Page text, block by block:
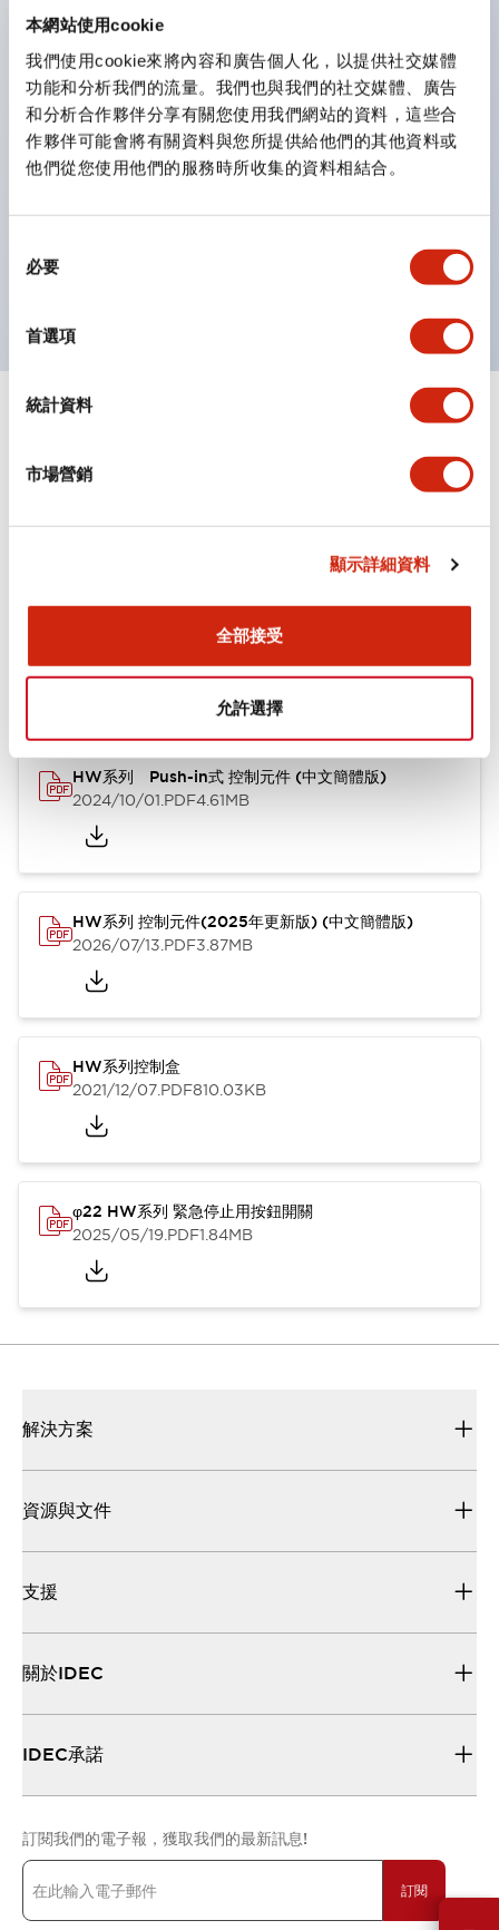
本網站使用cookie
我們使用cookie來將內容和廣告個人化，以提供社交媒體
功能和分析我們的流量。我們也與我們的社交媒體、廣告
和分析合作夥伴分享有關您使用我們網站的資料，這些合
作夥伴可能會將有關資料與您所提供給他們的其他資料或
他們從您使用他們的服務時所收集的資料相結合。
必要
首選項
統計資料
市場營銷
顯示詳細資料
全部接受
允許選擇
三種功能集結於一顆開關。
完整支援全球各地需求的多種電壓規格。
一顆 LED 燈泡即可呈現六種顏色（LSRD 燈泡）。以往
需分色管理的 LED 燈泡，如今可用單一顆燈泡呈現多種
顏色。
示燈的亮燈/熄燈狀態，以及點燈時的顏色識別。
符合 ISO 3864-4 安全色規範：在危險或緊急狀況下，
顯示全部+
功能規格
文件和檔案
型錄和宣傳手冊
HW系列 Push-in式 控制元件 (中文簡體版)
2024/10/01.PDF4.61MB
HW系列 控制元件(2025年更新版) (中文簡體版)
2026/07/13.PDF3.87MB
HW系列控制盒
2021/12/07.PDF810.03KB
φ22 HW系列 緊急停止用按鈕開關
2025/05/19.PDF1.84MB
解決方案
資源與文件
支援
關於IDEC
IDEC承諾
訂閱我們的電子報，獲取我們的最新訊息!
訂閱